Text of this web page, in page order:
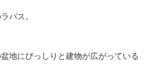
パス。
地にびっしりと建物が広がっている